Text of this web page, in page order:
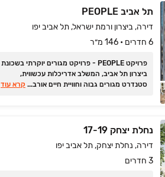
תל אביב PEOPLE
דירה, ביצרון ורמת ישראל, תל אביב יפו
6 חדרים • 146 מ״ר
פרויקט PEOPLE ‏- פרויקט מגורים יוקרתי בשכונת
ביצרון תל אביב, המשלב אדריכלות עכשווית,
סטנדרט מגורים גבוה וחוויית חיים אורבנית
... קרא עוד
נחלת יצחק 17-19
דירה, נחלת יצחק, תל אביב יפו
3 חדרים